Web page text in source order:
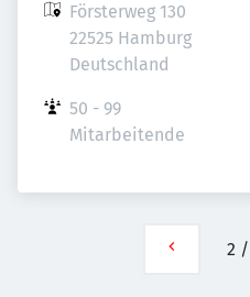
Försterweg 130
22525 Hamburg
Deutschland
50 - 99
Mitarbeitende
2 /